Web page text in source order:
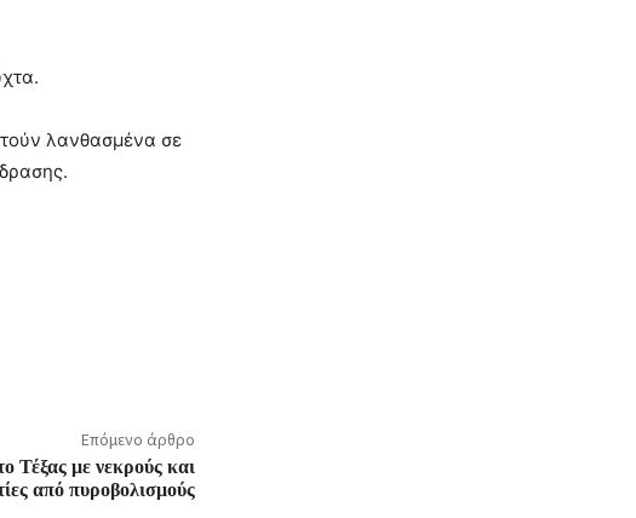
λανθασμένα σε
Επόμενο άρθρο
Τέξας με νεκρούς και
από πυροβολισμούς